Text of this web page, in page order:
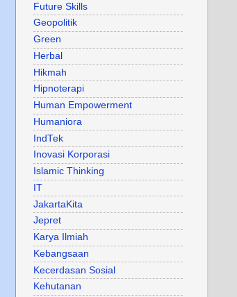
Future Skills
Geopolitik
Green
Herbal
Hikmah
Hipnoterapi
Human Empowerment
Humaniora
IndTek
Inovasi Korporasi
Islamic Thinking
IT
JakartaKita
Jepret
Karya Ilmiah
Kebangsaan
Kecerdasan Sosial
Kehutanan